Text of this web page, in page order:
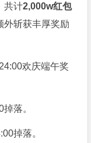
共计2,000w红包
外斩获丰厚奖励
欢庆端午奖
落。
掉落。